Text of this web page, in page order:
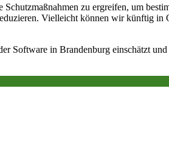
zu ergreifen, um
Vielleicht können wir künftig in
Software in Brandenburg einschätzt und